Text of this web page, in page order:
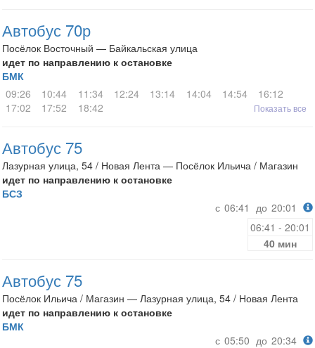
Автобус 70р
Посёлок Восточный — Байкальская улица
идет по направлению к остановке
БМК
09:26
10:44 11:34 12:24 13:14 14:04 14:54
16:12
17:02
17:52 18:42 Показать все
Автобус 75
Лазурная улица, 54 / Новая Лента — Посёлок Ильича / Магазин
идет по направлению к остановке
БСЗ
с 06:41 до 20:01
06:41 - 20:01
40 мин
Автобус 75
Посёлок Ильича / Магазин — Лазурная улица, 54 / Новая Лента
идет по направлению к остановке
БМК
с 05:50 до 20:34